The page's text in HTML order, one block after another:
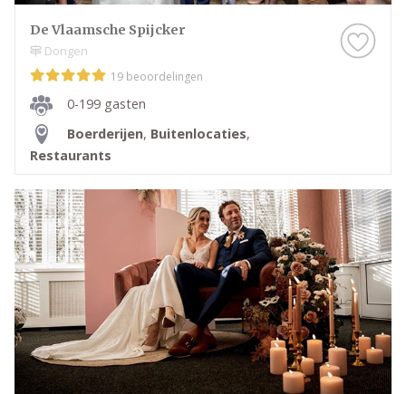
De Vlaamsche Spijcker
Dongen
19 beoordelingen
0-199 gasten
Boerderijen, Buitenlocaties,
Restaurants